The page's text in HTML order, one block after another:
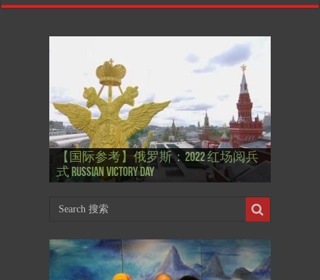
【国际参考】俄罗斯：2022 红场阅兵
式 Russian Victory Day
【国际参考】”戏剧性“服装设计师
Thierry Mugler 蒂埃里.穆勒 去世, 享年 73
岁
【国际参考】海湖庄园: Xi & Trump 内幕
Mar-a-Lago leak
【东西视记】1937年的毕加索, 海明威,
肯尼迪 1937 – La fin de l’innocence (2/2)
【东西视记】1937年的毕加索, 海明威,
肯尼迪 1937 – La fin de l’innocence (1/2)
【东西视记】1961年4月12日 尤里·加加
林 成为第一“太空人”